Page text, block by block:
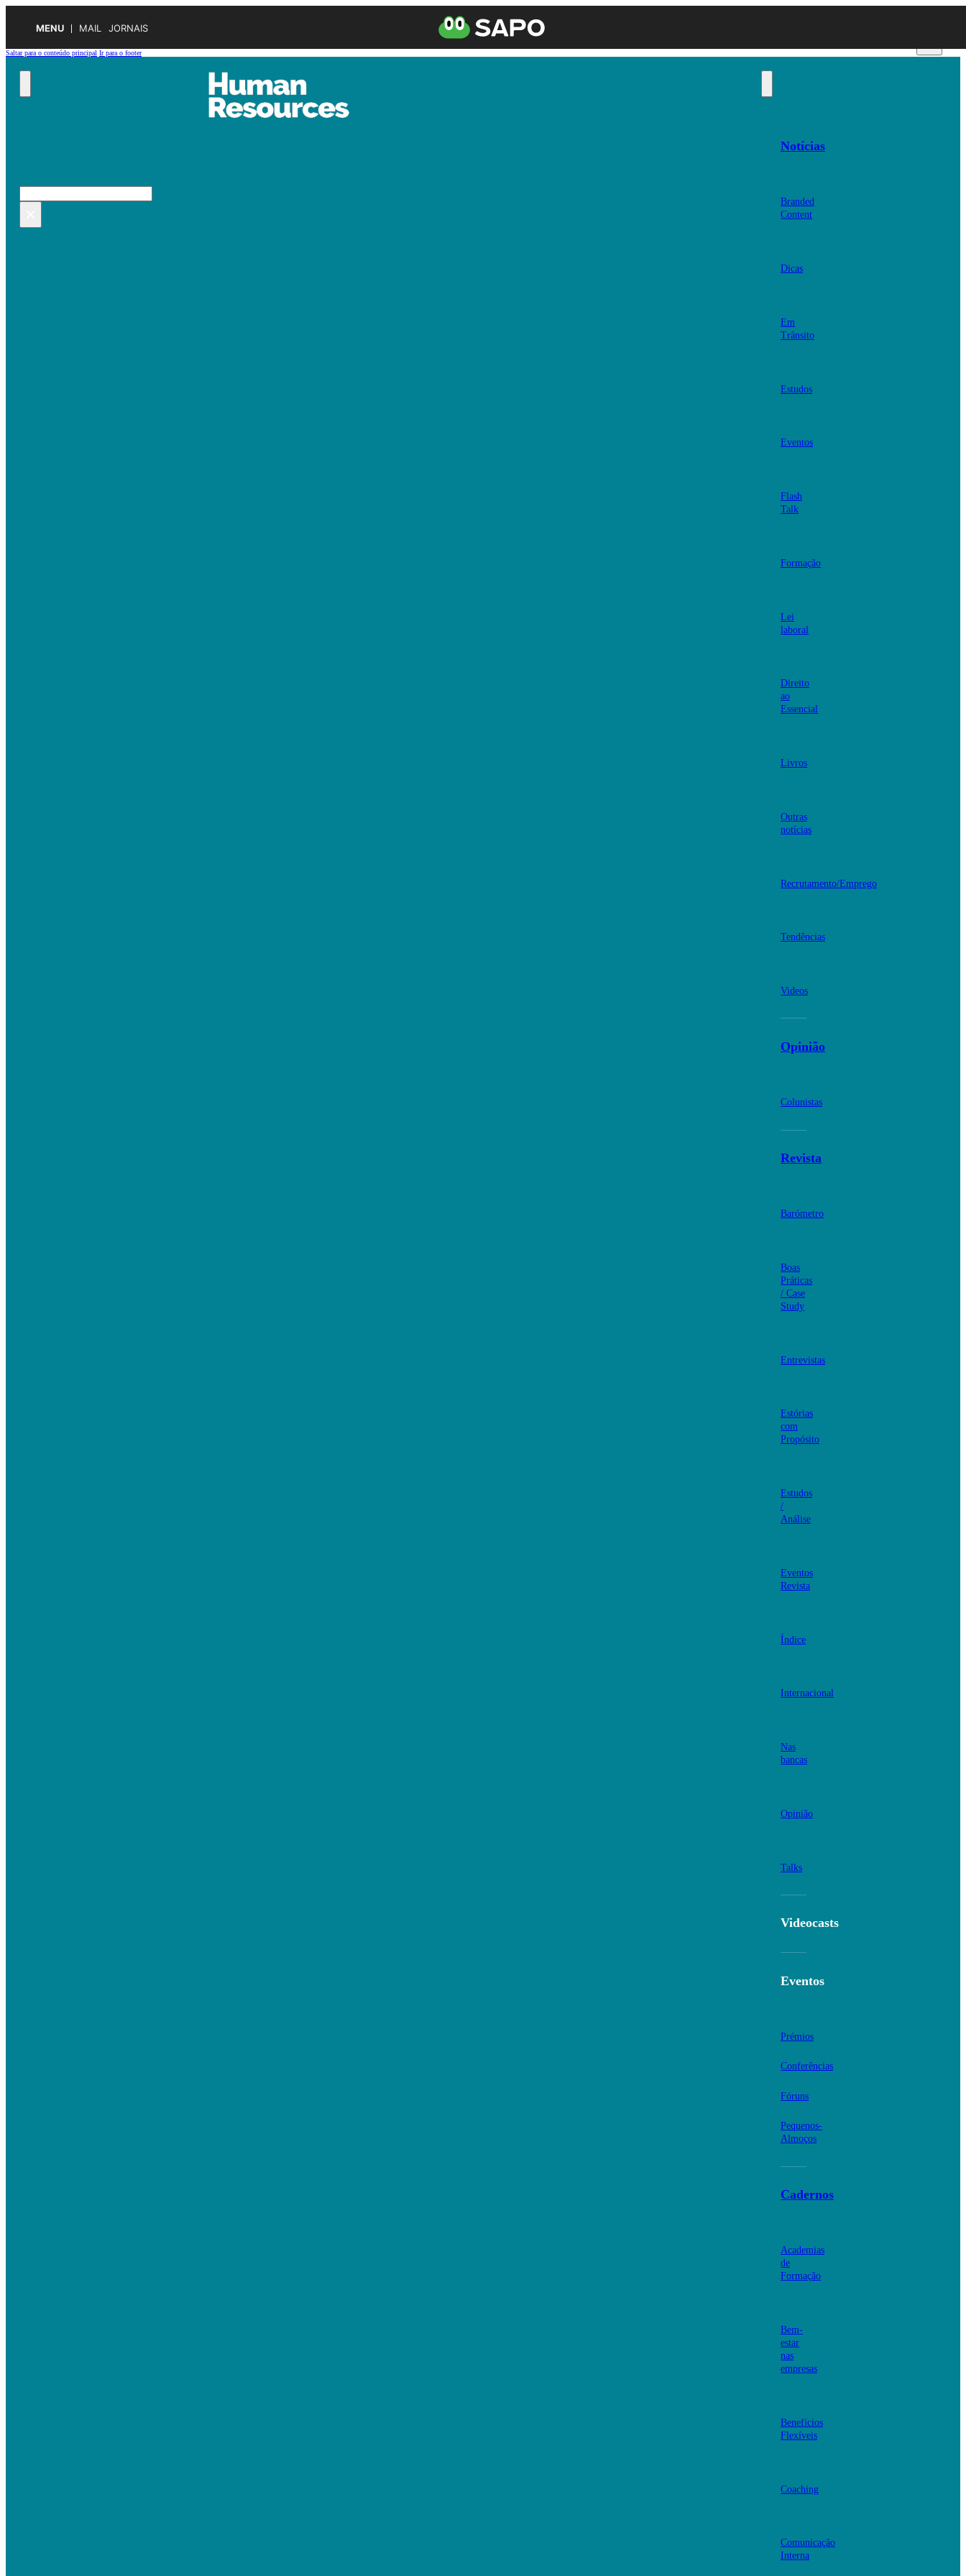
MENU MAIL JORNAIS
Saltar para o conteúdo principal Ir para o footer
Pesquisar
Notícias
Branded
Content
Dicas
Em
Trânsito
Estudos
Eventos
Flash
Talk
Formação
Lei
laboral
Direito
ao
Essencial
Livros
Outras
notícias
Recrutamento/Emprego
Tendências
Videos
Opinião
Colunistas
Revista
Barómetro
Boas
Práticas
/ Case
Study
Entrevistas
Estórias
com
Propósito
Estudos
/
Análise
Eventos
Revista
Índice
Internacional
Nas
bancas
Opinião
Talks
Videocasts
Eventos
Prémios
Conferências
Fóruns
Pequenos-
Almoços
Cadernos
Academias
de
Formação
Bem-
estar
nas
empresas
Benefícios
Flexíveis
Coaching
Comunicação
Interna